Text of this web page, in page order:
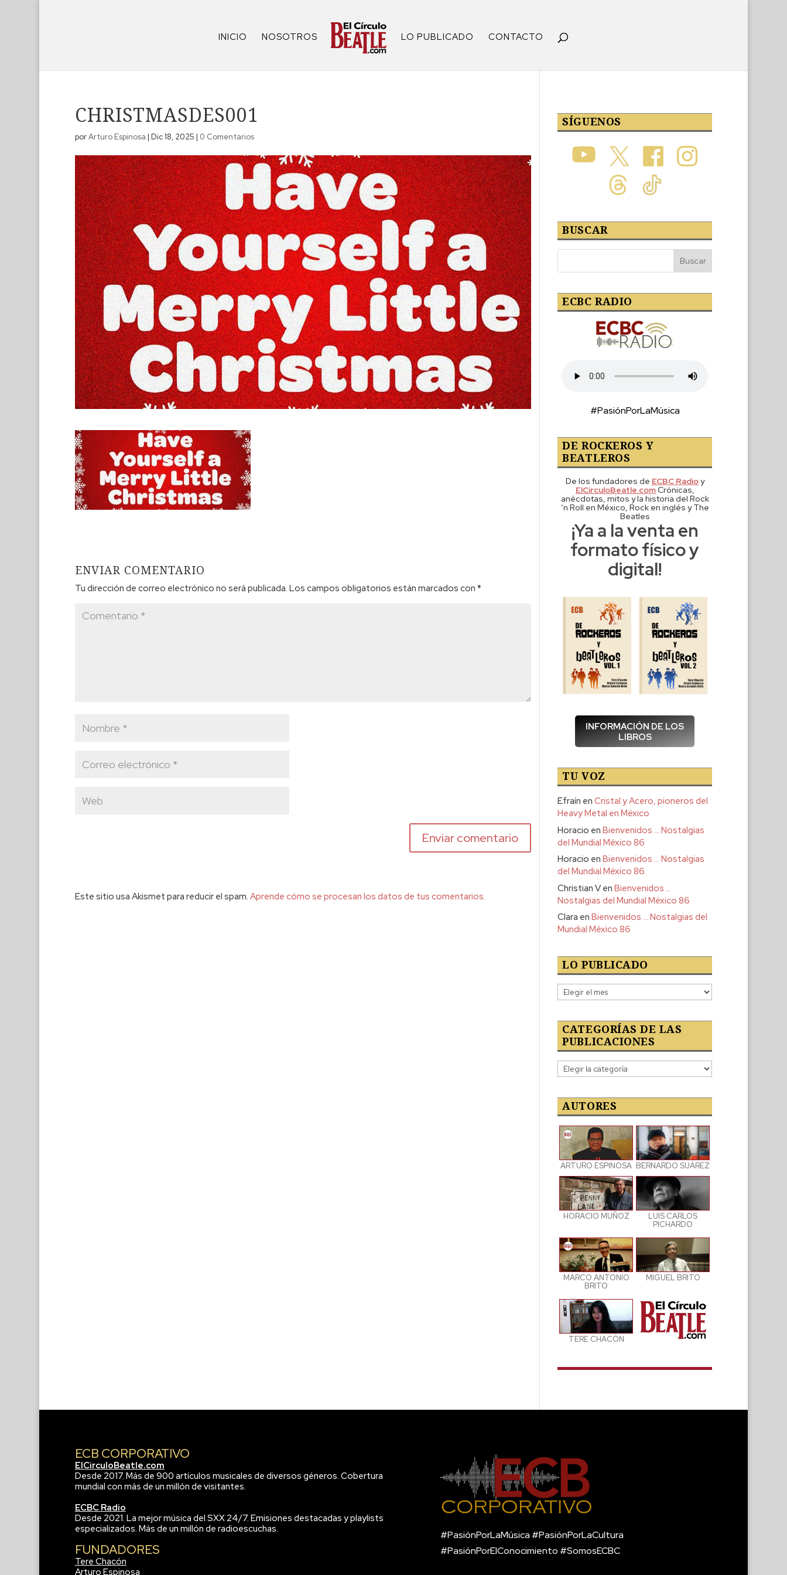
INICIO NOSOTROS LO PUBLICADO CONTACTO
CHRISTMASDES001
porArturo Espinosa | Dic 18, 2025 | 0 Comentarios
ENVIAR COMENTARIO
Tu dirección de correo electrónico no será publicada. Los campos obligatorios están marcados con *
Este sitio usa Akismet para reducir el spam. Aprende cómo se procesan los datos de tus comentarios.
SÍGUENOS
BUSCAR
ECBC RADIO
#PasiónPorLaMúsica
DE ROCKEROS Y
BEATLEROS
De los fundadores de ECBC Radioy
ElCirculoBeatle.comCrónicas,
anécdotas, mitos y la historia del Rock
‘n Roll en México, Rock en inglés y The
Beatles
¡Ya a la venta en
formato físico y
digital!
INFORMACIÓN DE LOS
LIBROS
TU VOZ
Efraín enCristal y Acero, pioneros del
Heavy Metal en México
Horacio enBienvenidos … Nostalgias
del Mundial México 86
Horacio enBienvenidos … Nostalgias
del Mundial México 86
Christian VenBienvenidos …
Nostalgias del Mundial México 86
Clara enBienvenidos … Nostalgias del
Mundial México 86
LO PUBLICADO
Lo
publicado
CATEGORÍAS DE LAS
PUBLICACIONES
Categorías
de
publicaciones
AUTORES
ARTURO ESPINOSA BERNARDO SUÁREZ
HORACIO MUÑOZ
LUIS CARLOS
PICHARDO
MARCO ANTONIO
BRITO
MIGUEL BRITO
TERE CHACÓN
ECB CORPORATIVO
ElCirculoBeatle.com
Desde 2017. Más de 900 artículos musicales de diversos géneros. Cobertura
mundial con más de un millón de visitantes.
ECBC Radio
Desde 2021. La mejor música del SXX 24/7. Emisiones destacadas y playlists
especializados. Más de un millón de radioescuchas.
FUNDADORES
Tere Chacón
Arturo Espinosa
#PasiónPorLaMúsica #PasiónPorLaCultura
#PasiónPorElConocimiento #SomosECBC